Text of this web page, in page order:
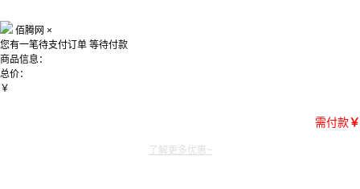
佰腾网 ×
您有一笔待支付订单 等待付款
商品信息：
总价：
￥
需付款￥
了解更多优惠~